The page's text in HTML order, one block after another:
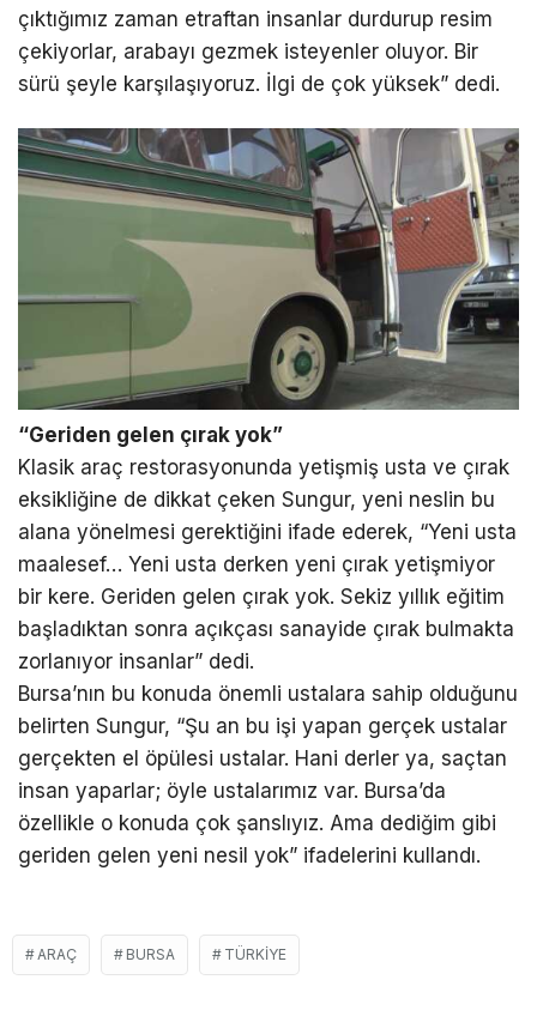
çıktığımız zaman etraftan insanlar durdurup resim
çekiyorlar, arabayı gezmek isteyenler oluyor. Bir
sürü şeyle karşılaşıyoruz. İlgi de çok yüksek” dedi.
“Geriden gelen çırak yok”
Klasik araç restorasyonunda yetişmiş usta ve çırak
eksikliğine de dikkat çeken Sungur, yeni neslin bu
alana yönelmesi gerektiğini ifade ederek, “Yeni usta
maalesef… Yeni usta derken yeni çırak yetişmiyor
bir kere. Geriden gelen çırak yok. Sekiz yıllık eğitim
başladıktan sonra açıkçası sanayide çırak bulmakta
zorlanıyor insanlar” dedi.
Bursa’nın bu konuda önemli ustalara sahip olduğunu
belirten Sungur, “Şu an bu işi yapan gerçek ustalar
gerçekten el öpülesi ustalar. Hani derler ya, saçtan
insan yaparlar; öyle ustalarımız var. Bursa’da
özellikle o konuda çok şanslıyız. Ama dediğim gibi
geriden gelen yeni nesil yok” ifadelerini kullandı.
ARAÇ BURSA TÜRKIYE